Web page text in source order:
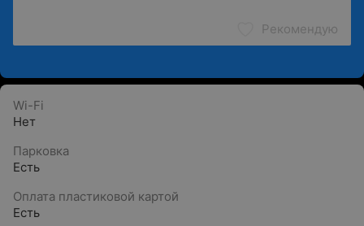
Рекомендую
Wi-Fi
Нет
Парковка
Есть
Оплата пластиковой картой
Есть